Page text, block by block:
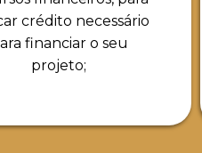
crédito necessário
financiar o seu
projeto;